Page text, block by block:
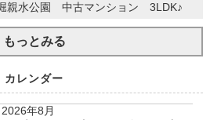
親水公園 中古マンション 3LDK♪
もっとみる
カレンダー
2026年8月